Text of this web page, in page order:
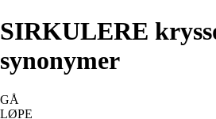
SIRKULERE
synonymer
GÅ
LØPE